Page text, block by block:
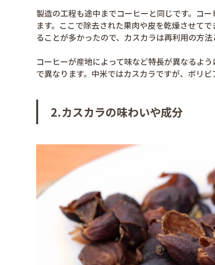
製造の工程も途中までコーヒーと同じです。コ
ます。ここで除去された果肉や皮を乾燥させて
ることが多かったので、カスカラは再利用の方法
コーヒーが産地によって味など特長が異なるよ
で異なります。中米ではカスカラですが、ボリビ
2.カスカラの味わいや成分